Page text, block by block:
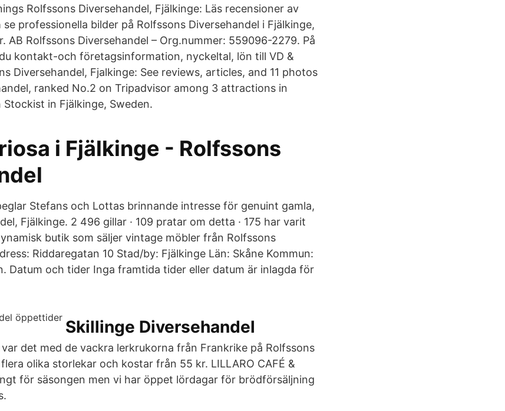
Rolfssons Diversehandel, Fjälkinge: Läs recensioner av
professionella bilder på Rolfssons Diversehandel i Fjälkinge,
AB Rolfssons Diversehandel – Org.nummer: 559096-2279. På
kontakt-och företagsinformation, nyckeltal, lön till VD &
Diversehandel, Fjalkinge: See reviews, articles, and 11 photos
ranked No.2 on Tripadvisor among 3 attractions in
Stockist in Fjälkinge, Sweden.
i Fjälkinge - Rolfssons
Stefans och Lottas brinnande intresse för genuint gamla,
Fjälkinge. 2 496 gillar · 109 pratar om detta · 175 har varit
butik som säljer vintage möbler från Rolfssons
Riddaregatan 10 Stad/by: Fjälkinge Län: Skåne Kommun:
Datum och tider Inga framtida tider eller datum är inlagda för
Skillinge Diversehandel
var det med de vackra lerkrukorna från Frankrike på Rolfssons
olika storlekar och kostar från 55 kr. LILLARO CAFÉ &
för säsongen men vi har öppet lördagar för brödförsäljning